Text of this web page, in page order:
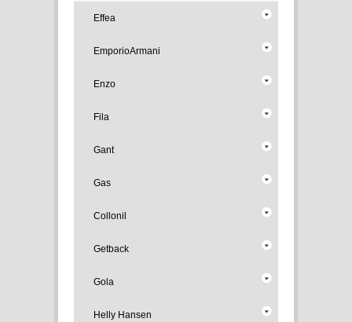
Effea
EmporioArmani
Enzo
Fila
Gant
Gas
Collonil
Getback
Gola
Helly Hansen